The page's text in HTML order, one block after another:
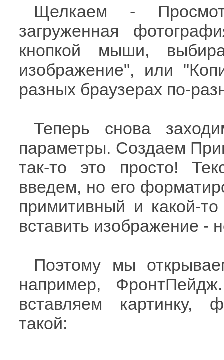
Щелкаем -
загруженная
кнопкой мыши,
изображение", или
разных браузерах по-
Теперь снова
параметры. Создаем
так-то это просто!
введем, но его
примитивный и какой-
вставить изображение -
Поэтому мы
например,
вставляем картинку,
такой: